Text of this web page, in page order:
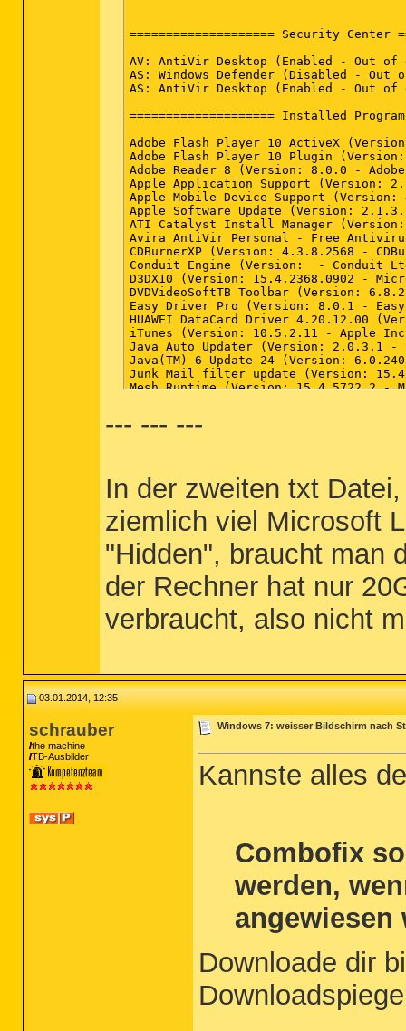
--- --- ---
In der zweiten txt
ziemlich viel Microsoft
"Hidden", braucht man
der Rechner hat nur
verbraucht, also nicht
03.01.2014, 12:35
schrauber
the machine
TB-Ausbilder
Windows 7: weisser Bildschirm nach
Kannste alles
Combofix
werden,
angewiesen
Downloade dir